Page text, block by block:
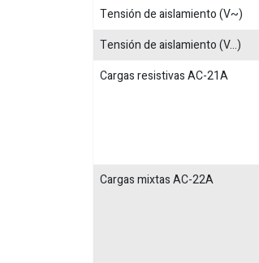
Tensión de aislamiento (V~)
Tensión de aislamiento (V...)
Cargas resistivas AC-21A
Cargas mixtas AC-22A